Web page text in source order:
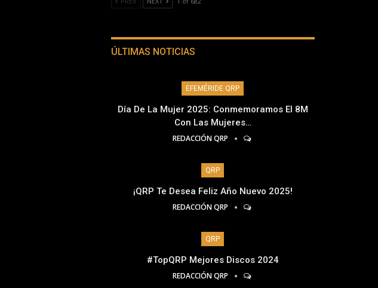
ÚLTIMAS NOTICIAS
EFEMÉRIDE QRP
Día De La Mujer 2025: Conmemoramos El 8M
Con Las Mujeres…
REDACCIÓN QRP
QRP
¡QRP Te Desea Feliz Año Nuevo 2025!
REDACCIÓN QRP
QRP
#TopQRP Mejores Discos 2024
REDACCIÓN QRP